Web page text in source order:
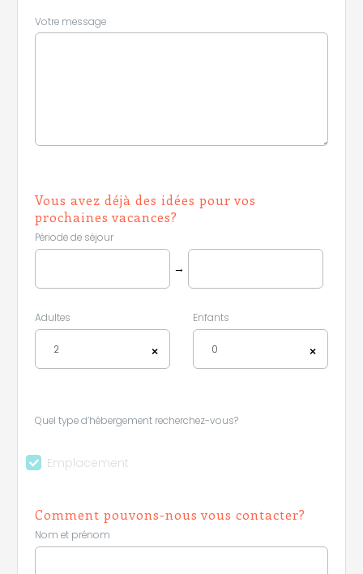
Votre message
Vous avez déjà des idées pour vos
prochaines vacances?
Période de séjour
→
Adultes
×
2
Enfants
×
0
Quel type d’hébergement recherchez-vous?
Emplacement
Comment pouvons-nous vous contacter?
Nom et prénom